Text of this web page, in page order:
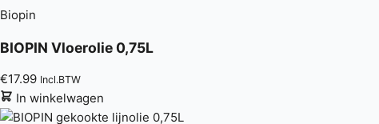
Biopin
BIOPIN Vloerolie 0,75L
€17.99 Incl.BTW
In winkelwagen